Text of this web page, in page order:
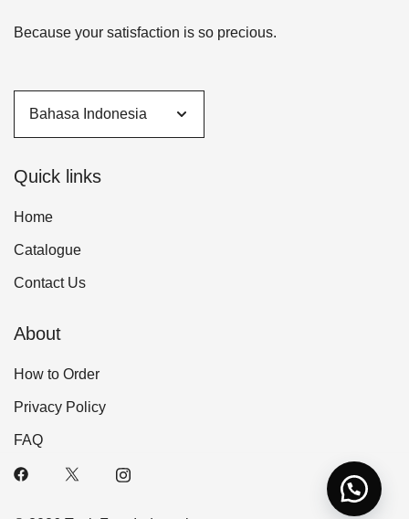
Because your satisfaction is so precious.
Quick links
Home
Catalogue
Contact Us
About
How to Order
Privacy Policy
FAQ